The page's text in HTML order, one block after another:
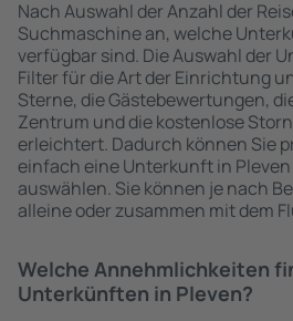
Nach Auswahl der Anzahl der
Suchmaschine an, welche
verfügbar sind. Die Auswahl der
Filter für die Art der Einrichtung
Sterne, die Gästebewertungen,
Zentrum und die kostenlose
erleichtert. Dadurch können Sie
einfach eine Unterkunft in
auswählen. Sie können je nach
alleine oder zusammen mit dem
Welche Annehmlichkeiten
Unterkünften in Pleven?